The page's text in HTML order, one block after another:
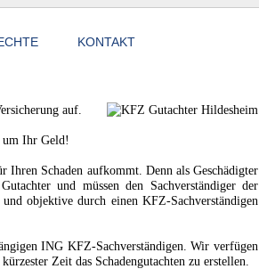
KONTAKT
auf.
um Ihr Geld!
Schaden aufkommt. Denn als Geschädigter
und müssen den Sachverständiger der
objektive durch einen KFZ-Sachverständigen
ING KFZ-Sachverständigen. Wir verfügen
Zeit das Schadengutachten zu erstellen.